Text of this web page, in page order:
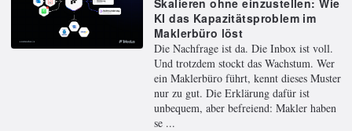
KI das Kapazitätsproblem im
Maklerbüro löst
Die Nachfrage ist da. Die Inbox ist voll.
Und trotzdem stockt das Wachstum. Wer
ein Maklerbüro führt, kennt dieses Muster
nur zu gut. Die Erklärung dafür ist
unbequem, aber befreiend: Makler haben
se ...